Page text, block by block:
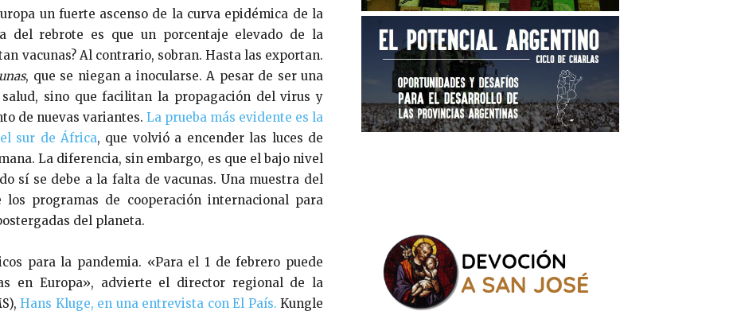
un fuerte ascenso de la curva epidémica de la
del rebrote es que un porcentaje elevado de la
vacunas? Al contrario, sobran. Hasta las exportan.
, que se niegan a inocularse. A pesar de ser una
sino que facilitan la propagación del virus y
de nuevas variantes. La prueba más evidente es la
sur de África, que volvió a encender las luces de
La diferencia, sin embargo, es que el bajo nivel
sí se debe a la falta de vacunas. Una muestra del
programas de cooperación internacional para
del planeta.
para la pandemia. «Para el 1 de febrero puede
en Europa», advierte el director regional de la
Hans Kluge, en una entrevista con El País. Kungle